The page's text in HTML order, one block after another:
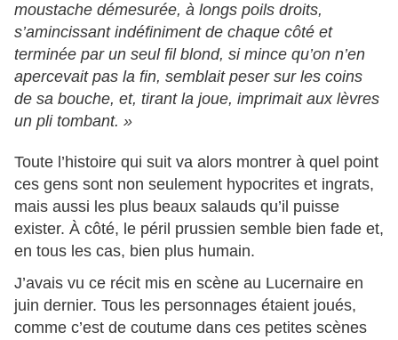
moustache démesurée, à longs poils droits,
s’amincissant indéfiniment de chaque côté et
terminée par un seul fil blond, si mince qu’on n’en
apercevait pas la fin, semblait peser sur les coins
de sa bouche, et, tirant la joue, imprimait aux lèvres
un pli tombant. »
Toute l’histoire qui suit va alors montrer à quel point
ces gens sont non seulement hypocrites et ingrats,
mais aussi les plus beaux salauds qu’il puisse
exister. À côté, le péril prussien semble bien fade et,
en tous les cas, bien plus humain.
J’avais vu ce récit mis en scène au Lucernaire en
juin dernier. Tous les personnages étaient joués,
comme c’est de coutume dans ces petites scènes